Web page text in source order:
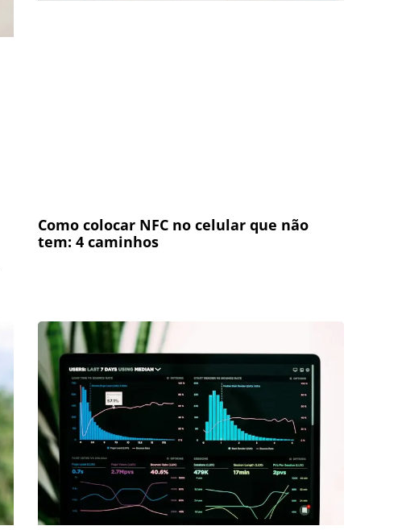
Como colocar NFC no celular que não
tem: 4 caminhos